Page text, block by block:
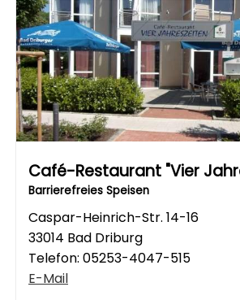
Café-Restaurant "Vier
Barrierefreies Speisen
Caspar-Heinrich-Str. 14-16
33014 Bad Driburg
Telefon: 05253-4047-515
E-Mail